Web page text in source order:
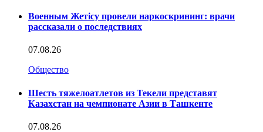
Военным Жетісу провели наркоскрининг: врачи
рассказали о последствиях
07.08.26
Общество
Шесть тяжелоатлетов из Текели представят
Казахстан на чемпионате Азии в Ташкенте
07.08.26